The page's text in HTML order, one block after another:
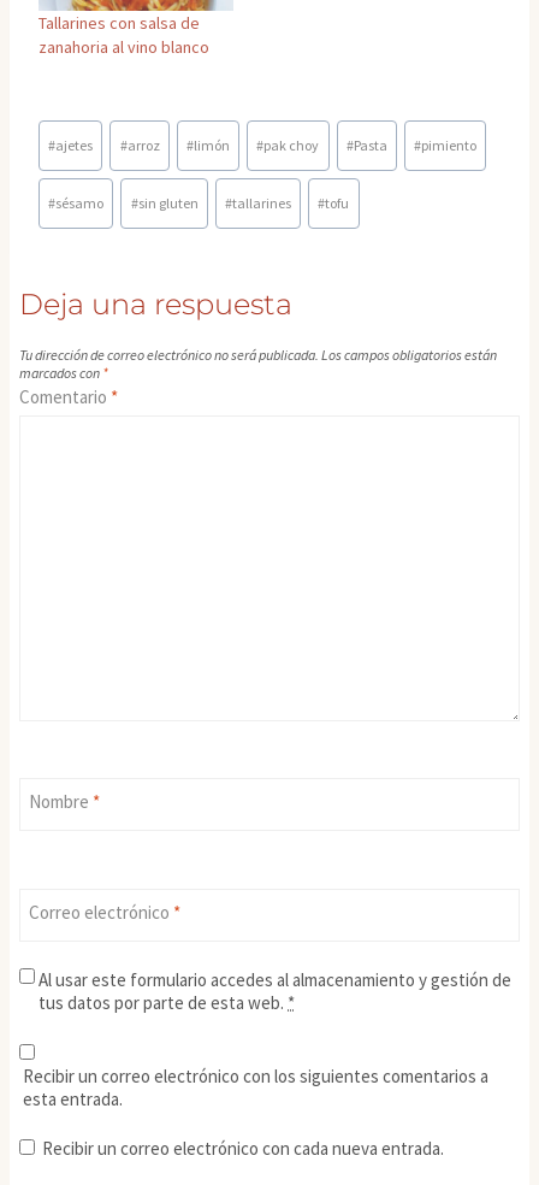
Tallarines con salsa de
zanahoria al vino blanco
Etiquetas
de
la
#ajetes #arroz #limón #pak choy #Pasta #pimiento
#sésamo #sin gluten #tallarines #tofu
Deja una respuesta
Tu dirección de correo electrónico no será publicada. Los campos obligatorios están
marcados con *
Comentario *
Nombre *
Correo electrónico *
Al usar este formulario accedes al almacenamiento y gestión de
tus datos por parte de esta web. *
Recibir un correo electrónico con los siguientes comentarios a
esta entrada.
Recibir un correo electrónico con cada nueva entrada.